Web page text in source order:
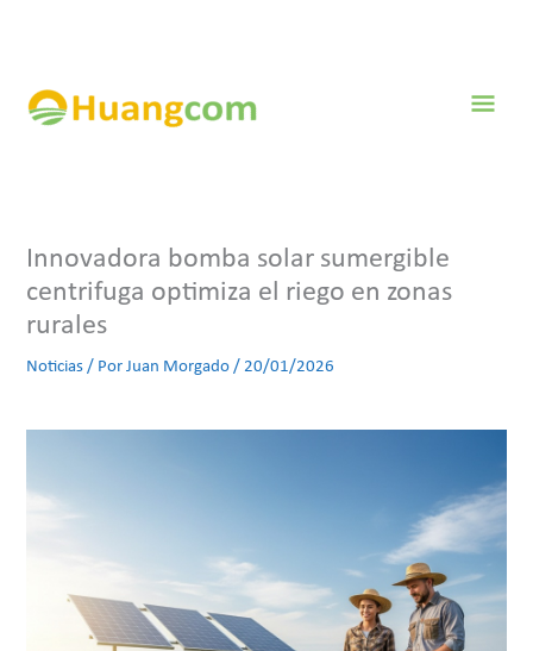
Innovadora bomba solar sumergible
centrifuga optimiza el riego en zonas
rurales
Noticias / PorJuan Morgado/20/01/2026